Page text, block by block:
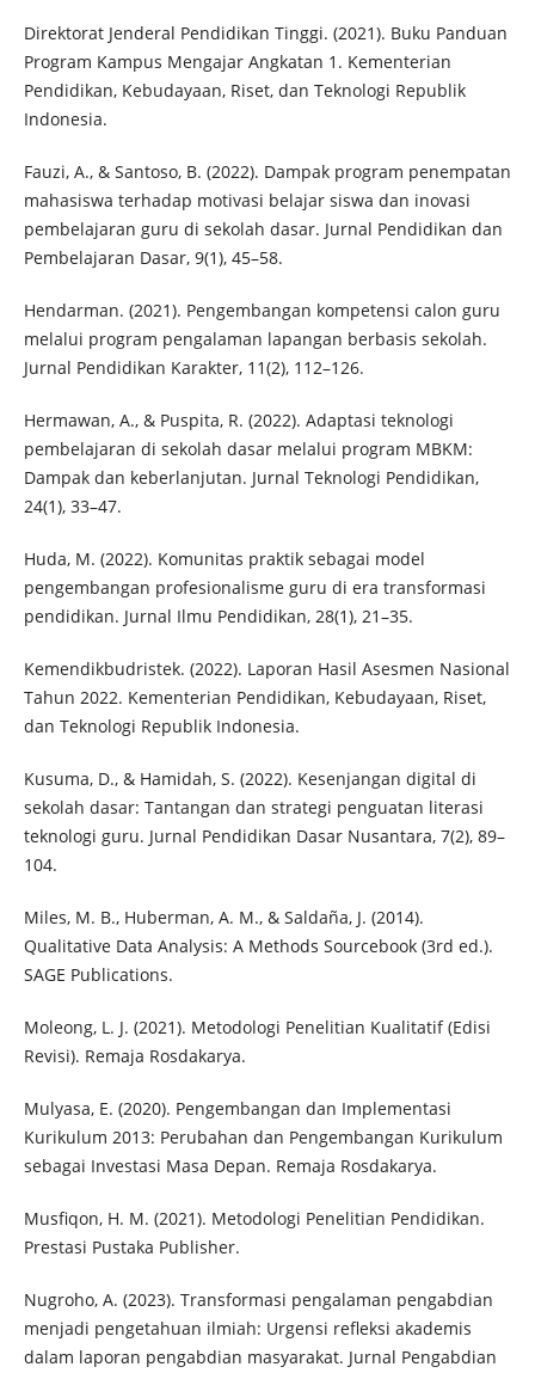
Direktorat Jenderal Pendidikan Tinggi. (2021). Buku Panduan
Program Kampus Mengajar Angkatan 1. Kementerian
Pendidikan, Kebudayaan, Riset, dan Teknologi Republik
Indonesia.
Fauzi, A., & Santoso, B. (2022). Dampak program penempatan
mahasiswa terhadap motivasi belajar siswa dan inovasi
pembelajaran guru di sekolah dasar. Jurnal Pendidikan dan
Pembelajaran Dasar, 9(1), 45–58.
Hendarman. (2021). Pengembangan kompetensi calon guru
melalui program pengalaman lapangan berbasis sekolah.
Jurnal Pendidikan Karakter, 11(2), 112–126.
Hermawan, A., & Puspita, R. (2022). Adaptasi teknologi
pembelajaran di sekolah dasar melalui program MBKM:
Dampak dan keberlanjutan. Jurnal Teknologi Pendidikan,
24(1), 33–47.
Huda, M. (2022). Komunitas praktik sebagai model
pengembangan profesionalisme guru di era transformasi
pendidikan. Jurnal Ilmu Pendidikan, 28(1), 21–35.
Kemendikbudristek. (2022). Laporan Hasil Asesmen Nasional
Tahun 2022. Kementerian Pendidikan, Kebudayaan, Riset,
dan Teknologi Republik Indonesia.
Kusuma, D., & Hamidah, S. (2022). Kesenjangan digital di
sekolah dasar: Tantangan dan strategi penguatan literasi
teknologi guru. Jurnal Pendidikan Dasar Nusantara, 7(2), 89–
104.
Miles, M. B., Huberman, A. M., & Saldaña, J. (2014).
Qualitative Data Analysis: A Methods Sourcebook (3rd ed.).
SAGE Publications.
Moleong, L. J. (2021). Metodologi Penelitian Kualitatif (Edisi
Revisi). Remaja Rosdakarya.
Mulyasa, E. (2020). Pengembangan dan Implementasi
Kurikulum 2013: Perubahan dan Pengembangan Kurikulum
sebagai Investasi Masa Depan. Remaja Rosdakarya.
Musfiqon, H. M. (2021). Metodologi Penelitian Pendidikan.
Prestasi Pustaka Publisher.
Nugroho, A. (2023). Transformasi pengalaman pengabdian
menjadi pengetahuan ilmiah: Urgensi refleksi akademis
dalam laporan pengabdian masyarakat. Jurnal Pengabdian